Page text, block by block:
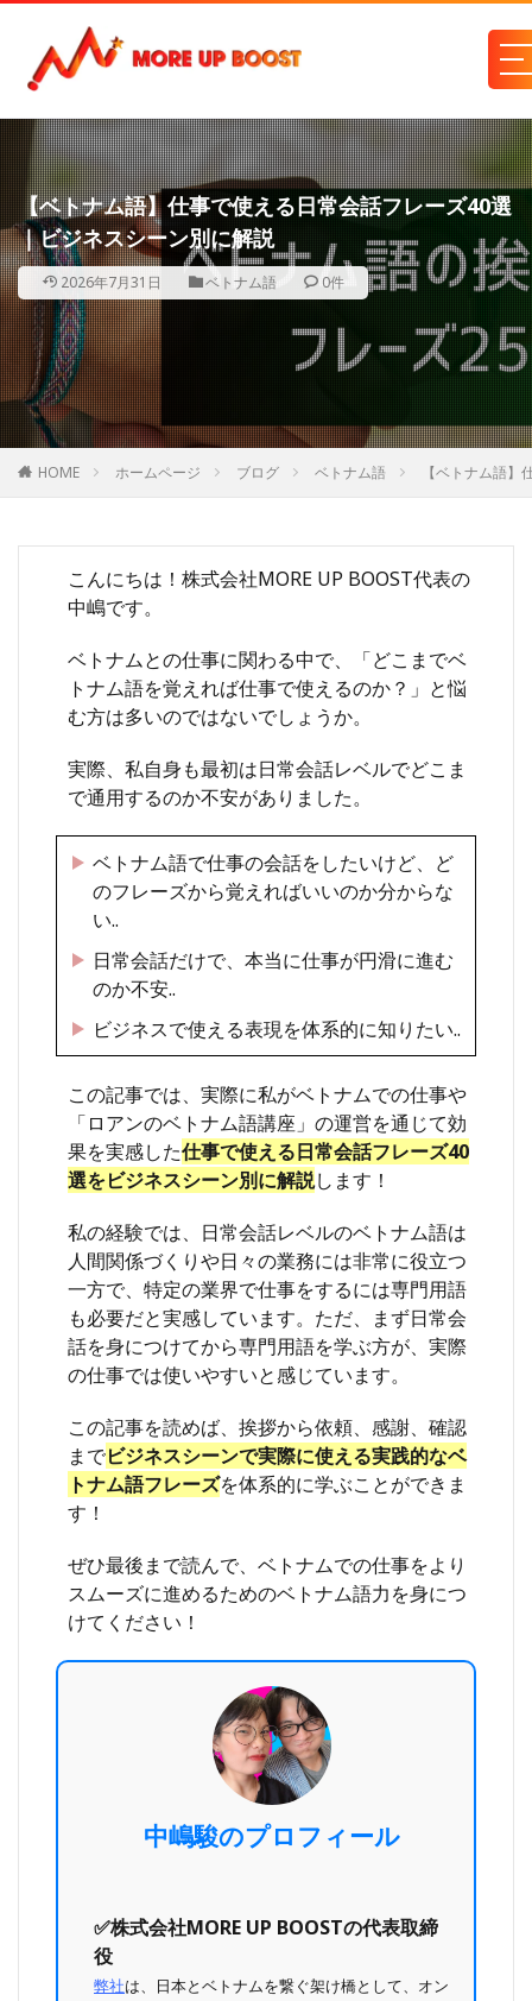
【ベトナム語】仕事で使える日常会話フレーズ40選
｜ビジネスシーン別に解説
2026年7月31日 ベトナム語 0件
HOME ホームページ ブログ ベトナム語 【ベトナム語
こんにちは！株式会社MORE UP BOOST代表の
中嶋です。
ベトナムとの仕事に関わる中で、「どこまでベ
トナム語を覚えれば仕事で使えるのか？」と悩
む方は多いのではないでしょうか。
実際、私自身も最初は日常会話レベルでどこま
で通用するのか不安がありました。
ベトナム語で仕事の会話をしたいけど、ど
のフレーズから覚えればいいのか分からな
い..
日常会話だけで、本当に仕事が円滑に進む
のか不安..
ビジネスで使える表現を体系的に知りたい..
この記事では、実際に私がベトナムでの仕事や
「ロアンのベトナム語講座」の運営を通じて効
果を実感した仕事で使える日常会話フレーズ40
選をビジネスシーン別に解説します！
私の経験では、日常会話レベルのベトナム語は
人間関係づくりや日々の業務には非常に役立つ
一方で、特定の業界で仕事をするには専門用語
も必要だと実感しています。ただ、まず日常会
話を身につけてから専門用語を学ぶ方が、実際
の仕事では使いやすいと感じています。
この記事を読めば、挨拶から依頼、感謝、確認
までビジネスシーンで実際に使える実践的なベ
トナム語フレーズを体系的に学ぶことができま
す！
ぜひ最後まで読んで、ベトナムでの仕事をより
スムーズに進めるためのベトナム語力を身につ
けてください！
中嶋駿のプロフィール
✅️株式会社MORE UP BOOSTの代表取締
役
弊社は、日本とベトナムを繋ぐ架け橋として、オン